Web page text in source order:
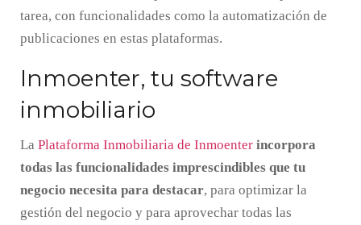
tarea, con funcionalidades como la automatización de
publicaciones en estas plataformas.
Inmoenter, tu software
inmobiliario
La Plataforma Inmobiliaria de Inmoenter incorpora
todas las funcionalidades imprescindibles que tu
negocio necesita para destacar, para optimizar la
gestión del negocio y para aprovechar todas las